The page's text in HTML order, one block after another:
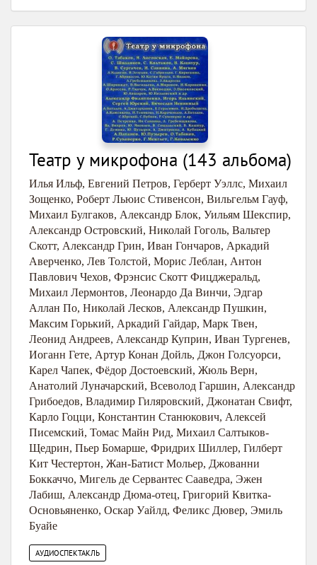
Театр у микрофона (143 альбома)
Илья Ильф, Евгений Петров, Герберт Уэллс, Михаил
Зощенко, Роберт Льюис Стивенсон, Вильгельм Гауф,
Михаил Булгаков, Александр Блок, Уильям Шекспир,
Александр Островский, Николай Гоголь, Вальтер
Скотт, Александр Грин, Иван Гончаров, Аркадий
Аверченко, Лев Толстой, Морис Леблан, Антон
Павлович Чехов, Фрэнсис Скотт Фицджеральд,
Михаил Лермонтов, Леонардо Да Винчи, Эдгар
Аллан По, Николай Лесков, Александр Пушкин,
Максим Горький, Аркадий Гайдар, Марк Твен,
Леонид Андреев, Александр Куприн, Иван Тургенев,
Иоганн Гете, Артур Конан Дойль, Джон Голсуорси,
Карел Чапек, Фёдор Достоевский, Жюль Верн,
Анатолий Луначарский, Всеволод Гаршин, Александр
Грибоедов, Владимир Гиляровский, Джонатан Свифт,
Карло Гоцци, Константин Станюкович, Алексей
Писемский, Томас Майн Рид, Михаил Салтыков-
Щедрин, Пьер Бомарше, Фридрих Шиллер, Гилберт
Кит Честертон, Жан-Батист Мольер, Джованни
Боккаччо, Мигель де Сервантес Сааведра, Эжен
Лабиш, Александр Дюма-отец, Григорий Квитка-
Основьяненко, Оскар Уайлд, Феликс Дювер, Эмиль
Буайе
АУДИОСПЕКТАКЛЬ